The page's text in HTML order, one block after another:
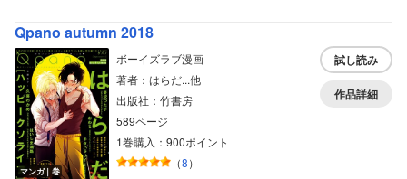
Qpano autumn 2018
マンガ｜巻
ボーイズラブ漫画
著者：はらだ...他
出版社：竹書房
589ページ
1巻購入：900ポイント
（8）
試し読み
作品詳細